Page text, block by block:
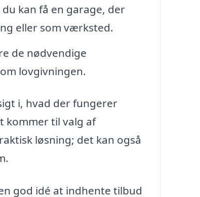
kan få en garage, der
eller som værksted.
de nødvendige
lovgivningen.
i, hvad der fungerer
kommer til valg af
løsning; det kan også
god idé at indhente tilbud